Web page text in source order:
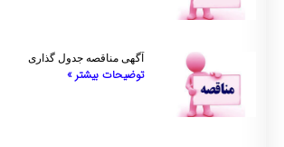
آگهی مناقصه جدول گذاری
توضیحات بیشتر »